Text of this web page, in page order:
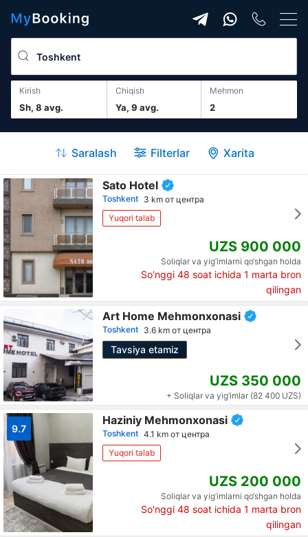
Kirish
Sh, 8 avg.
Chiqish
Ya, 9 avg. 2
mehmon
Saralash Filterlar Xarita
Sato Hotel
Toshkent 3 km от центра
Yuqori talab
UZS 900 000
Soliqlar va yig‘imlarni qo‘shgan holda
So'nggi 48 soat ichida 1 marta bron
qilingan
Art Home Mehmonxonasi
Toshkent 3.6 km от центра
Tavsiya etamiz
UZS 350 000
+ Soliqlar va yig‘imlar (82 400 UZS)
9.7
Haziniy Mehmonxonasi
Toshkent 4.1 km от центра
Yuqori talab
UZS 200 000
Soliqlar va yig‘imlarni qo‘shgan holda
So'nggi 48 soat ichida 1 marta bron
qilingan